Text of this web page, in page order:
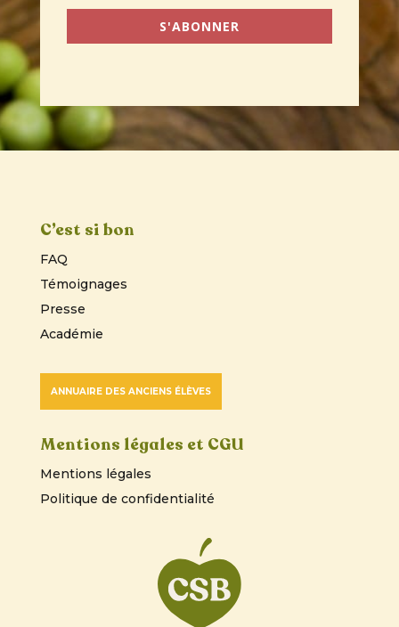
S'ABONNER
C’est si bon
FAQ
Témoignages
Presse
Académie
ANNUAIRE DES ANCIENS ÉLÈVES
Mentions légales et CGU
Mentions légales
Politique de confidentialité